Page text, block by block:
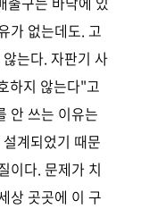
가 없는데도. 고
는다. 자판기 사
하지 않는다"고
안 쓰는 이유는
계되었기 때문
이다. 문제가 치
상 곳곳에 이 구